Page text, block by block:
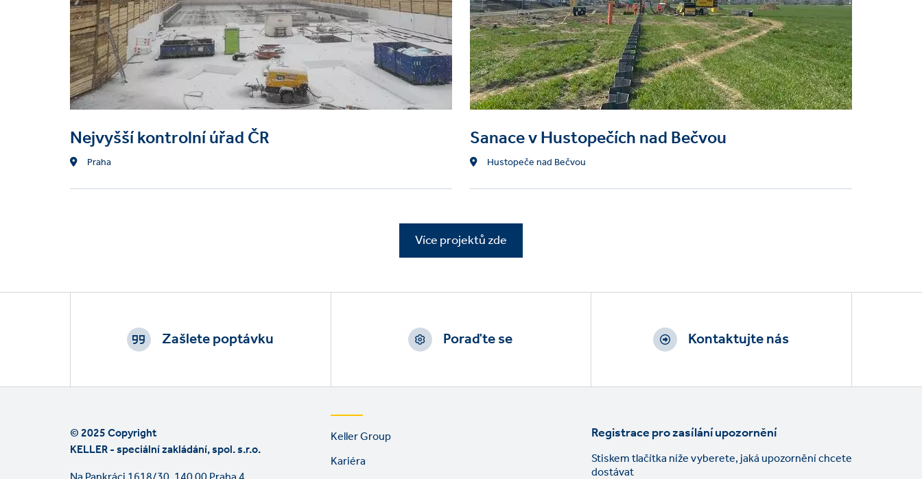
Nejvyšší kontrolní úřad ČR
Location
Praha
Štětovnice
Sanace v Hustopečích nad Bečvou
Location
Hustopeče nad Bečvou
Více projektů zde
Footer
Zašlete poptávku Poraďte se Kontaktujte nás
© 2025 Copyright
KELLER - speciální zakládání, spol. s.r.o.
Footer
links
Keller Group
Kariéra
Registrace pro zasílání upozornění
Stiskem tlačítka níže vyberete, jaká upozornění chcete
dostávat